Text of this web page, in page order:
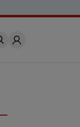
Account